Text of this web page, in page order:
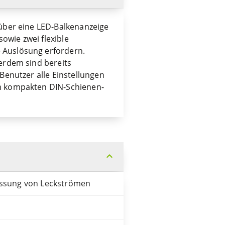
eine LED-Balkenanzeige
zwei flexible
erfordern.
sind bereits
alle Einstellungen
DIN-Schienen-
expand_more
von Leckströmen